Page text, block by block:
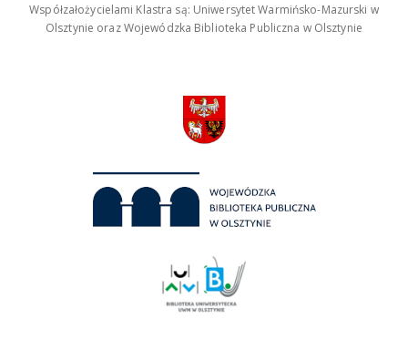
Współzałożycielami Klastra są: Uniwersytet Warmińsko-Mazurski w
Olsztynie oraz Wojewódzka Biblioteka Publiczna w Olsztynie